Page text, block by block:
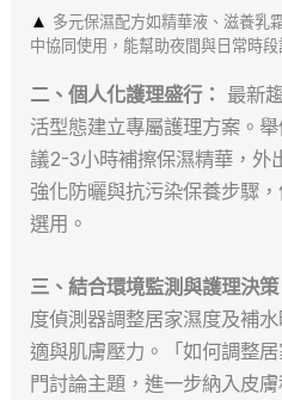
▲ 多元保濕配方如精華液、滋養乳
中協同使用，能幫助夜間與日常時
二、個人化護理盛行： 最新
活型態建立專屬護理方案。
議2-3小時補擦保濕精華，外
強化防曬與抗污染保養步驟
選用。
三、結合環境監測與護理決策
度偵測器調整居家濕度及補
適與肌膚壓力。「如何調整
門討論主題，進一步納入皮膚